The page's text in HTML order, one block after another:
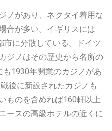
ノがあり、ネクタイ着用な
合が多い。イギリスには
に分散している。ドイツ
ジノはその歴史から名所の
1930年開業のカジノがあ
後に新設されたカジノも
ものを含めれば160軒以上
ースの高級ホテルの近くに